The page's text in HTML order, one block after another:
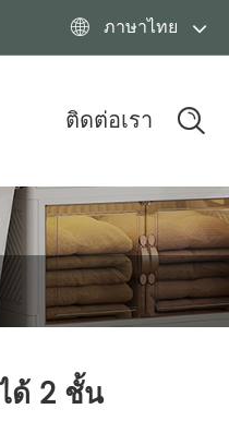
 ภาษาไทย
ติดต่อเรา
ด้ 2 ชั้น